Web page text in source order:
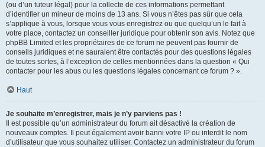
(ou d’un tuteur légal) pour la collecte de ces informations permettant
d’identifier un mineur de moins de 13 ans. Si vous n’êtes pas sûr que cela
s’applique à vous, lorsque vous vous enregistrez ou que quelqu’un le fait à
votre place, contactez un conseiller juridique pour obtenir son avis. Notez que
phpBB Limited et les propriétaires de ce forum ne peuvent pas fournir de
conseils juridiques et ne sauraient être contactés pour des questions légales
de toutes sortes, à l’exception de celles mentionnées dans la question « Qui
contacter pour les abus ou les questions légales concernant ce forum ? ».
Haut
Je souhaite m’enregistrer, mais je n’y parviens pas !
Il est possible qu’un administrateur du forum ait désactivé la création de
nouveaux comptes. Il peut également avoir banni votre IP ou interdit le nom
d’utilisateur que vous souhaitez utiliser. Contactez un administrateur du forum